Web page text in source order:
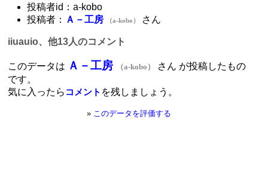
投稿者id：a-kobo
投稿者：
Ａ－工房 （a-kobo） さん
iiuauio、他13人のコメント
このデータは Ａ－工房 （a-kobo）
さん が投稿したもの
です。
気に入ったら コメント を残しましょう。
» このデータを評価する